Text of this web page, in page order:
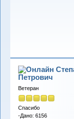
Петрович
Ветеран
Спасибо
-Дано: 6156